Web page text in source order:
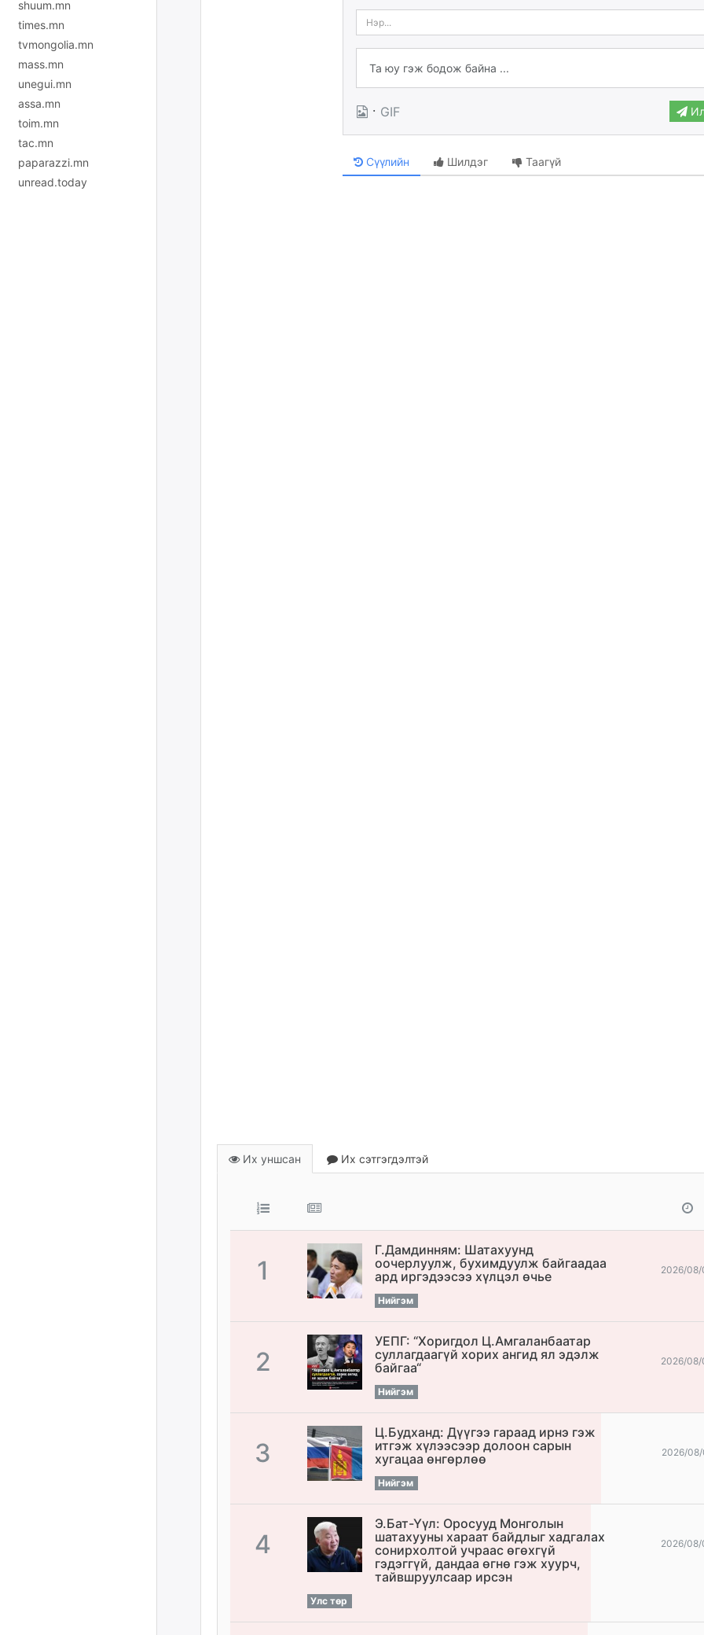
shuum.mn
times.mn
tvmongolia.mn
mass.mn
unegui.mn
assa.mn
toim.mn
tac.mn
paparazzi.mn
unread.today
· GIF
Сүүлийн Шилдэг Таагүй
Их уншсан Их сэтгэгдэлтэй
1
Г.Дамдинням: Шатахуунд
оочерлуулж, бухимдуулж байгаадаа
ард иргэдээсээ хүлцэл өчье
Нийгэм
2026/08/
2
УЕПГ: “Хоригдол Ц.Амгаланбаатар
cуллагдаагүй хорих ангид ял эдэлж
байгаа“
Нийгэм
2026/08/
3
Ц.Будханд: Дүүгээ гараад ирнэ гэж
итгэж хүлээсээр долоон сарын
хугацаа өнгөрлөө
Нийгэм
2026/
4
Э.Бат-Үүл: Оросууд Монголын
шатахууны хараат байдлыг хадгалах
сонирхолтой учраас өгөхгүй
гэдэггүй, дандаа өгнө гэж хуурч,
тайвшруулсаар ирсэн
Улс төр
2026/08/